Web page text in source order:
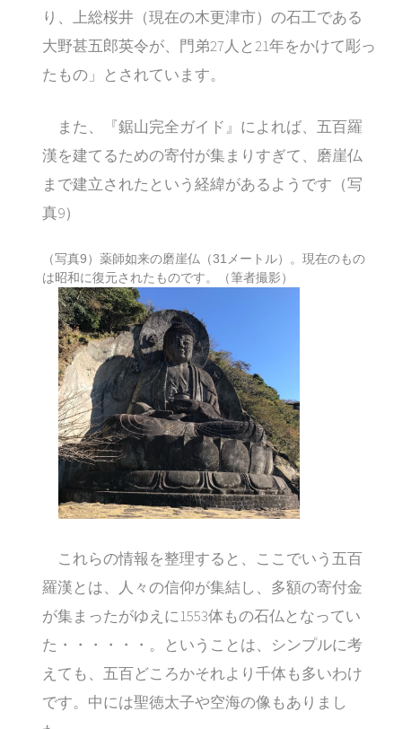
り、上総桜井（現在の木更津市）の石工である
大野甚五郎英令が、門弟27人と21年をかけて彫っ
たもの」とされています。
また、『鋸山完全ガイド』によれば、五百羅
漢を建てるための寄付が集まりすぎて、磨崖仏
まで建立されたという経緯があるようです（写
真9）
（写真9）薬師如来の磨崖仏（31メートル）。現在のもの
は昭和に復元されたものです。（筆者撮影）
これらの情報を整理すると、ここでいう五百
羅漢とは、人々の信仰が集結し、多額の寄付金
が集まったがゆえに1553体もの石仏となってい
た・・・・・・。ということは、シンプルに考
えても、五百どころかそれより千体も多いわけ
です。中には聖徳太子や空海の像もありまし